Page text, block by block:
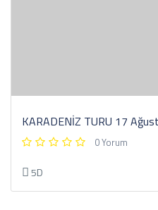
KARADENİZ TURU 17
0 Yorum
5D